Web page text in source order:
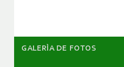
GALERÌA DE FOTOS